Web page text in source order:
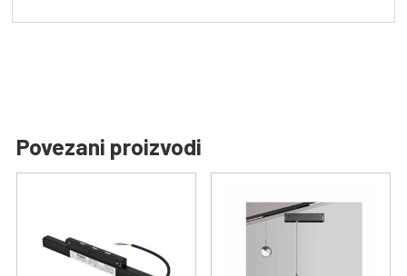
Povezani proizvodi